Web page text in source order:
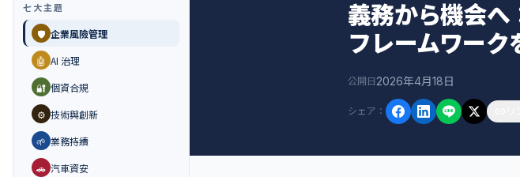
七大主題
🛡️ 企業風險管理
🤖 AI 治理
🔐 個資合規
⚙️ 技術與創新
🌱 業務持續
🚗 汽車資安
義務から機会へ
フレームワーク
公開日 2026年4月18日
シェア ：